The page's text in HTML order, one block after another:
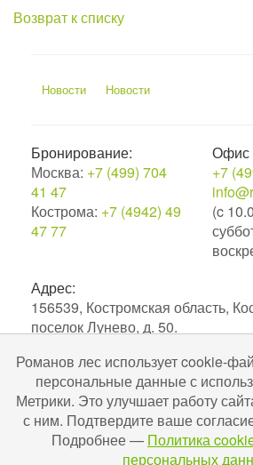
Возврат к списку
Новости Новости
Бронирование:
Москва: +7 (499) 704
41 47
Кострома: +7 (4942) 49
47 77
Офис
+7
(c
Адрес:
156539, Костромская область,
поселок Лунево, д. 50.
2010–2026. Экоотель Романов
№С442024004256 в ЕРОК в
индустрии. Разработка и
Романов лес использует cookie-
персональные данные с
Метрики. Это улучшает работу
с ним. Подтвердите ваше
Подробнее — Политика
персональных